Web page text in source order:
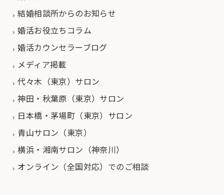
結婚相談所からのお知らせ
婚活お役立ちコラム
婚活カウンセラーブログ
メディア掲載
代々木（東京）サロン
神田・秋葉原（東京）サロン
日本橋・茅場町（東京）サロン
青山サロン（東京）
横浜・湘南サロン（神奈川）
オンライン（全国対応）でのご相談